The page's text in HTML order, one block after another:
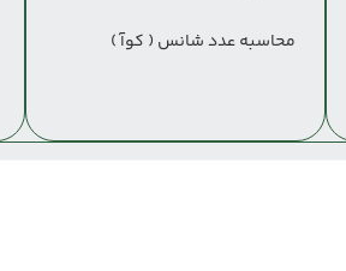
محاسبه عدد شانس ( کوآ )